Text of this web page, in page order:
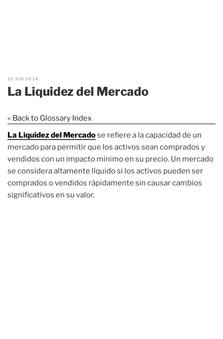
22/08/2024
La Liquidez del Mercado
« Back to Glossary Index
La Liquidez del Mercadose refiere a la capacidad de un
mercado para permitir que los activos sean comprados y
vendidos con un impacto mínimo en su precio. Un mercado
se considera altamente líquido si los activos pueden ser
comprados o vendidos rápidamente sin causar cambios
significativos en su valor.